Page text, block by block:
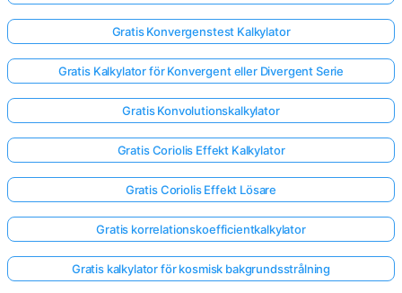
Gratis Konvergenstest Kalkylator
Gratis Kalkylator för Konvergent eller Divergent Serie
Gratis Konvolutionskalkylator
Gratis Coriolis Effekt Kalkylator
Gratis Coriolis Effekt Lösare
Gratis korrelationskoefficientkalkylator
Gratis kalkylator för kosmisk bakgrundsstrålning